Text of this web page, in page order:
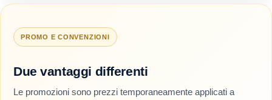
PROMO E CONVENZIONI
Due vantaggi differenti
Le promozioni sono prezzi temporaneamente applicati a